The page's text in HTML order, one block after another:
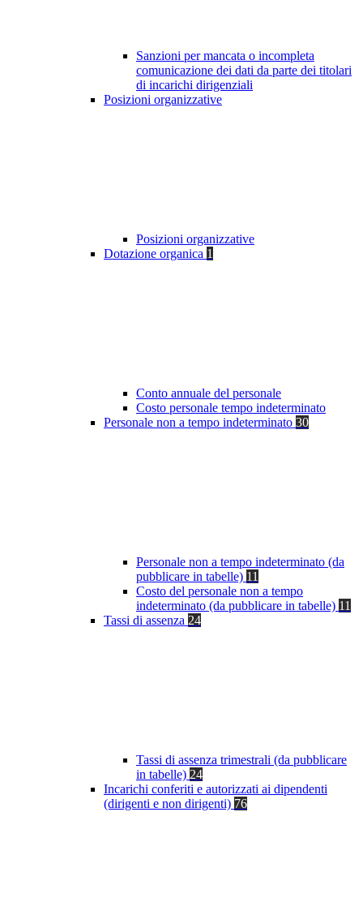
Sanzioni per mancata o incompleta
comunicazione dei dati da parte dei titolari
di incarichi dirigenziali
Posizioni organizzative
Posizioni organizzative
Dotazione organica 1
Conto annuale del personale
Costo personale tempo indeterminato
Personale non a tempo indeterminato 30
Personale non a tempo indeterminato (da
pubblicare in tabelle) 11
Costo del personale non a tempo
indeterminato (da pubblicare in tabelle) 11
Tassi di assenza 24
Tassi di assenza trimestrali (da pubblicare
in tabelle) 24
Incarichi conferiti e autorizzati ai dipendenti
(dirigenti e non dirigenti) 76